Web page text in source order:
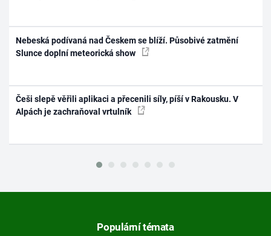
Nebeská podívaná nad Českem se blíží. Působivé zatmění
Slunce doplní meteorická show
Češi slepě věřili aplikaci a přecenili síly, píší v Rakousku. V
Alpách je zachraňoval vrtulník
Populární témata